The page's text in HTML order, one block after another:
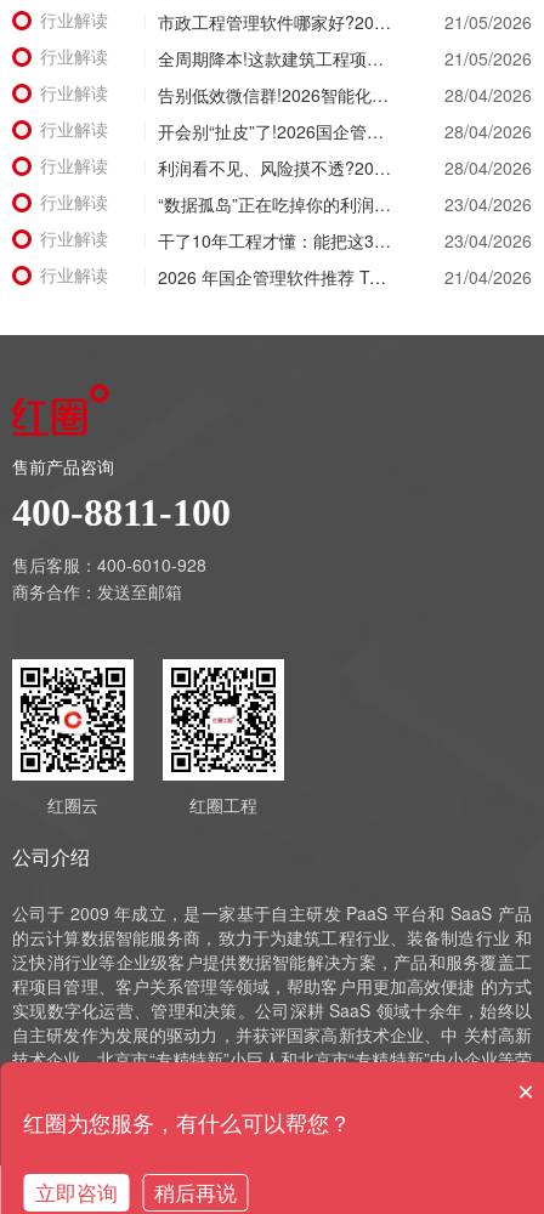
行业解读
市政工程管理软件哪家好?2026年精细化管理工具选型全攻略
21/05/2026
行业解读
全周期降本!这款建筑工程项目管理系统，从投标测算一路控到竣工结算
21/05/2026
行业解读
告别低效微信群!2026智能化升级，看看工程项目管理软件有哪些颠覆级体验?
28/04/2026
行业解读
开会别“扯皮”了!2026国企管理软件推荐，让经营数据替所有人“开口说话”
28/04/2026
行业解读
利润看不见、风险摸不透?2026建筑工程项目管理系统让经营数据“一眼透底”
28/04/2026
行业解读
“数据孤岛”正在吃掉你的利润！2026建筑公司项目管理软件破局之道
23/04/2026
行业解读
干了10年工程才懂：能把这3个数据管明白的工程项目管理软件，才是真神器!
23/04/2026
行业解读
2026 年国企管理软件推荐 Top 5 盘点：核心功能与适用场景深度解析 21/04/2026
售前产品咨询
400-8811-100
售后客服：400-6010-928
商务合作： 发送至邮箱
红圈云 红圈工程
公司介绍
公司于 2009 年成立，是一家基于自主研发 PaaS 平台和 SaaS 产品
的云计算数据智能服务商，致力于为建筑工程行业、装备制造行业 和
泛快消行业等企业级客户提供数据智能解决方案，产品和服务覆盖工
程项目管理、客户关系管理等领域，帮助客户用更加高效便捷 的方式
实现数字化运营、管理和决策。公司深耕 SaaS 领域十余年，始终以
自主研发作为发展的驱动力，并获评国家高新技术企业、中 关村高新
技术企业、北京市“专精特新”小巨人和北京市“专精特新”中小企业等荣
×
红圈为您服务，有什么可以帮您？
立即咨询 稍后再说
购买咨询 售前电话